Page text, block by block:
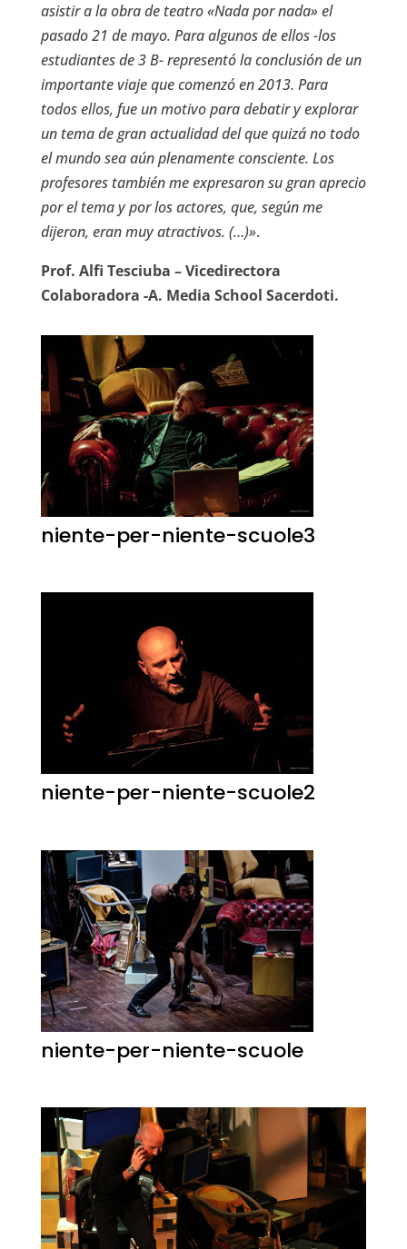
asistir a la obra de teatro «Nada por nada» el
pasado 21 de mayo. Para algunos de ellos -los
estudiantes de 3 B- representó la conclusión de un
importante viaje que comenzó en 2013. Para
todos ellos, fue un motivo para debatir y explorar
un tema de gran actualidad del que quizá no todo
el mundo sea aún plenamente consciente. Los
profesores también me expresaron su gran aprecio
por el tema y por los actores, que, según me
dijeron, eran muy atractivos. (…)».
Prof. Alfi Tesciuba – Vicedirectora
Colaboradora -A. Media School Sacerdoti.
niente-per-niente-scuole3
niente-per-niente-scuole2
niente-per-niente-scuole